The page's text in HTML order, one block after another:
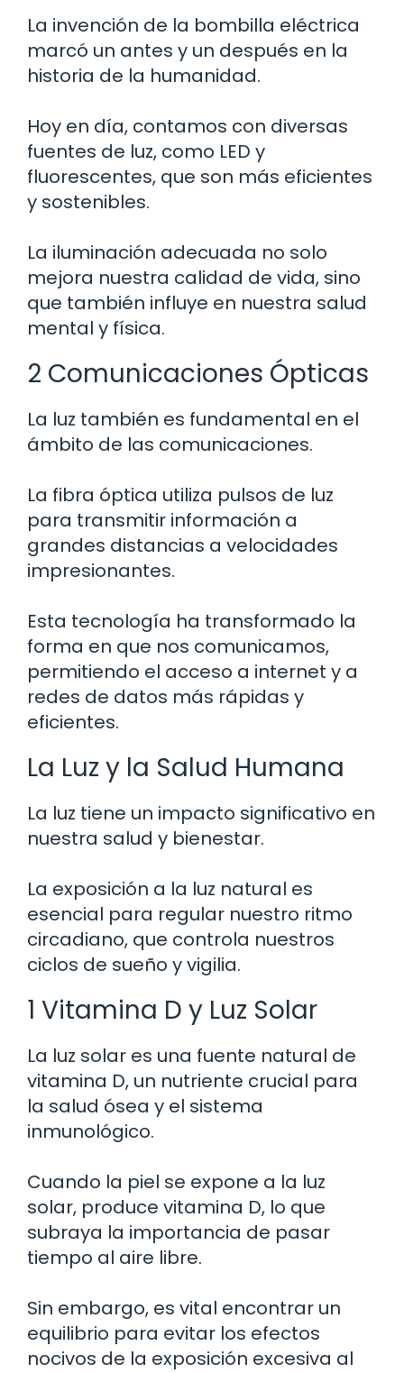
La invención de la bombilla eléctrica
marcó un antes y un después en la
historia de la humanidad.
Hoy en día, contamos con diversas
fuentes de luz, como LED y
fluorescentes, que son más eficientes
y sostenibles.
La iluminación adecuada no solo
mejora nuestra calidad de vida, sino
que también influye en nuestra salud
mental y física.
2 Comunicaciones Ópticas
La luz también es fundamental en el
ámbito de las comunicaciones.
La fibra óptica utiliza pulsos de luz
para transmitir información a
grandes distancias a velocidades
impresionantes.
Esta tecnología ha transformado la
forma en que nos comunicamos,
permitiendo el acceso a internet y a
redes de datos más rápidas y
eficientes.
La Luz y la Salud Humana
La luz tiene un impacto significativo en
nuestra salud y bienestar.
La exposición a la luz natural es
esencial para regular nuestro ritmo
circadiano, que controla nuestros
ciclos de sueño y vigilia.
1 Vitamina D y Luz Solar
La luz solar es una fuente natural de
vitamina D, un nutriente crucial para
la salud ósea y el sistema
inmunológico.
Cuando la piel se expone a la luz
solar, produce vitamina D, lo que
subraya la importancia de pasar
tiempo al aire libre.
Sin embargo, es vital encontrar un
equilibrio para evitar los efectos
nocivos de la exposición excesiva al